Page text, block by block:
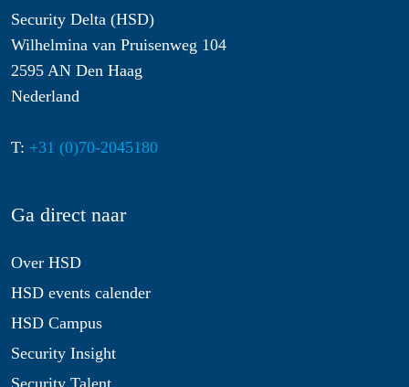
Security Delta (HSD)
Wilhelmina van Pruisenweg 104
2595 AN Den Haag
Nederland
T: +31 (0)70-2045180
Ga direct naar
Over HSD
HSD events calender
HSD Campus
Security Insight